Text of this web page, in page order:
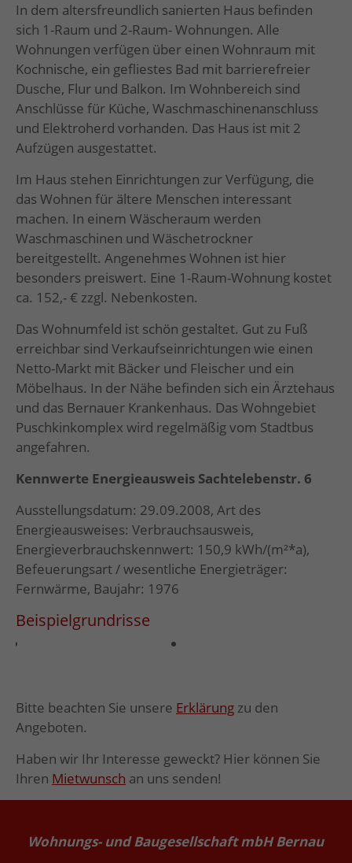
In dem altersfreundlich sanierten Haus befinden
sich 1-Raum und 2-Raum- Wohnungen. Alle
Wohnungen verfügen über einen Wohnraum mit
Kochnische, ein gefliestes Bad mit barrierefreier
Dusche, Flur und Balkon. Im Wohnbereich sind
Anschlüsse für Küche, Waschmaschinenanschluss
und Elektroherd vorhanden. Das Haus ist mit 2
Aufzügen ausgestattet.
Im Haus stehen Einrichtungen zur Verfügung, die
das Wohnen für ältere Menschen interessant
machen. In einem Wäscheraum werden
Waschmaschinen und Wäschetrockner
bereitgestellt. Angenehmes Wohnen ist hier
besonders preiswert. Eine 1-Raum-Wohnung kostet
ca. 152,- € zzgl. Nebenkosten.
Das Wohnumfeld ist schön gestaltet. Gut zu Fuß
erreichbar sind Verkaufseinrichtungen wie einen
Netto-Markt mit Bäcker und Fleischer und ein
Möbelhaus. In der Nähe befinden sich ein Ärztehaus
und das Bernauer Krankenhaus. Das Wohngebiet
Puschkinkomplex wird regelmäßig vom Stadtbus
angefahren.
Kennwerte Energieausweis Sachtelebenstr. 6
Ausstellungsdatum: 29.09.2008, Art des
Energieausweises: Verbrauchsausweis,
Energieverbrauchskennwert: 150,9 kWh/(m²*a),
Befeuerungsart / wesentliche Energieträger:
Fernwärme, Baujahr: 1976
Beispielgrundrisse
Bitte beachten Sie unsere Erklärung zu den
Angeboten.
Haben wir Ihr Interesse geweckt? Hier können Sie
Ihren Mietwunsch an uns senden!
Wohnungs- und Baugesellschaft mbH Bernau